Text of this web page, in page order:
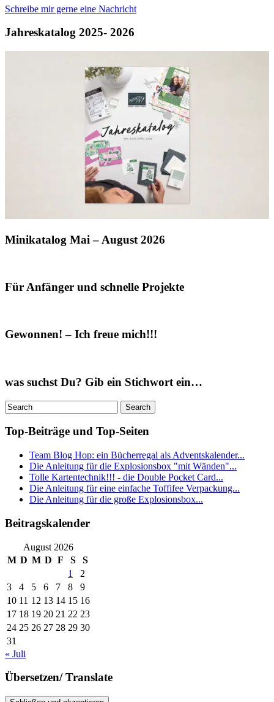
Schreibe mir gerne eine Nachricht
Jahreskatalog 2025- 2026
Minikatalog Mai – August 2026
Für Anfänger und schnelle Projekte
Gewonnen! – Ich freue mich!!!
was suchst Du? Gib ein Stichwort ein…
Top-Beiträge und Top-Seiten
Team Blog Hop: ein Bücherregal als Adventskalender...
Die Anleitung für die Explosionsbox "mit Wänden"...
Tolle Kartentechnik!!! - die Double Pocket Card...
Die Anleitung für eine einfache Toffifee Verpackung...
Die Anleitung für die große Explosionsbox...
Beitragskalender
August 2026
M D M D F S
S
1
2
3
4 5 6 7 8
9
10 11 12 13 14 15 16
17 18 19 20 21 22 23
24 25 26 27 28 29 30
31
« Juli
Übersetzen/ Translate